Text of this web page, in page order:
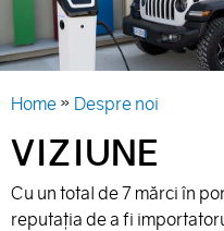
ITALIA
ARE
HERE
Home » Despre noi
VIZIUNE
Cu un total de 7 mărci în
reputaţia de a fi